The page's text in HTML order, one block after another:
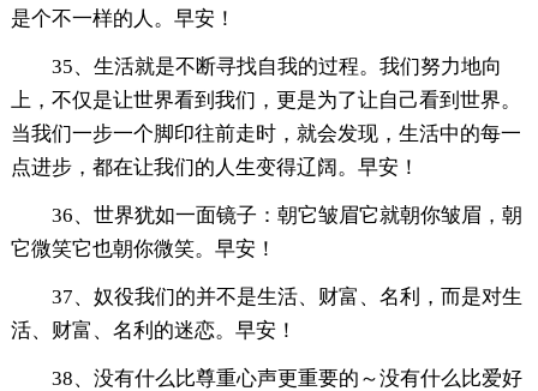
是个不一样的人。早安！
35、生活就是不断寻找自我的过程。我们努力地向
上，不仅是让世界看到我们，更是为了让自己看到世界。
当我们一步一个脚印往前走时，就会发现，生活中的每一
点进步，都在让我们的人生变得辽阔。早安！
36、世界犹如一面镜子：朝它皱眉它就朝你皱眉，朝
它微笑它也朝你微笑。早安！
37、奴役我们的并不是生活、财富、名利，而是对生
活、财富、名利的迷恋。早安！
38、没有什么比尊重心声更重要的～没有什么比爱好